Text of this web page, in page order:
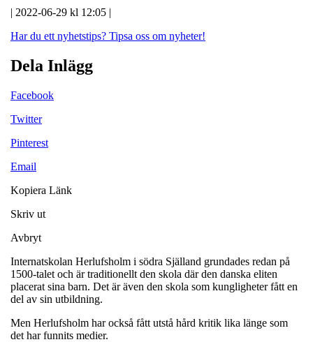
| 2022-06-29 kl 12:05 |
Har du ett nyhetstips? Tipsa oss om nyheter!
Dela Inlägg
Facebook
Twitter
Pinterest
Email
Kopiera Länk
Skriv ut
Avbryt
Internatskolan Herlufsholm i södra Själland grundades redan på
1500-talet och är traditionellt den skola där den danska eliten
placerat sina barn. Det är även den skola som kungligheter fått en
del av sin utbildning.
Men Herlufsholm har också fått utstå hård kritik lika länge som
det har funnits medier.